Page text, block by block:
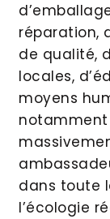
réparation,
de qualité,
locales,
moyens
dans toute
l’écologie